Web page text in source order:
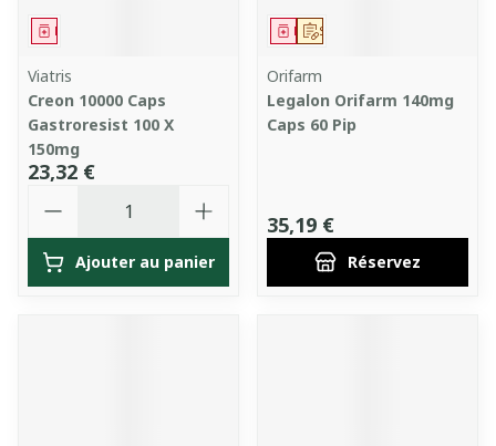
Médicament
Viatris
Creon 10000 Caps
Gastroresist 100 X
150mg
23,32 €
Ajouter au panier
Sur prescription
Médicament
Orifarm
Legalon Orifarm 140mg
Caps 60 Pip
35,19 €
Réservez